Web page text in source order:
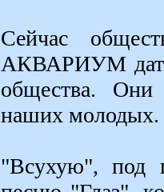
Сейчас
АКВАРИУМ дать
общества.
наших молодых.
"Всухую", под